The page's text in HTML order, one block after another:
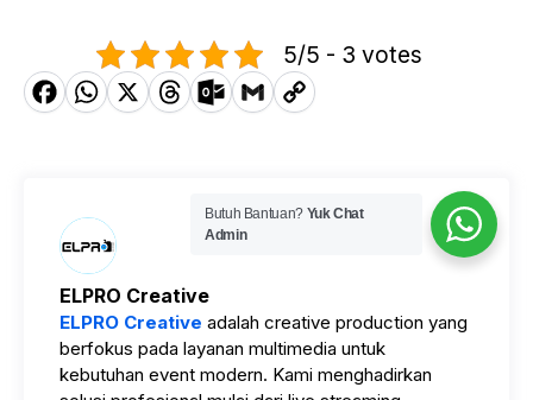
5/5 - 3 votes
F W
t
s
A
p
p
X T
d
s
O
o
o
k.
c
o
G
l
C
y
k
ELPRO Creative
ELPRO Creative adalah creative production yang
berfokus pada layanan multimedia untuk
kebutuhan event modern. Kami menghadirkan
Butuh Bantuan? Yuk Chat
Admin